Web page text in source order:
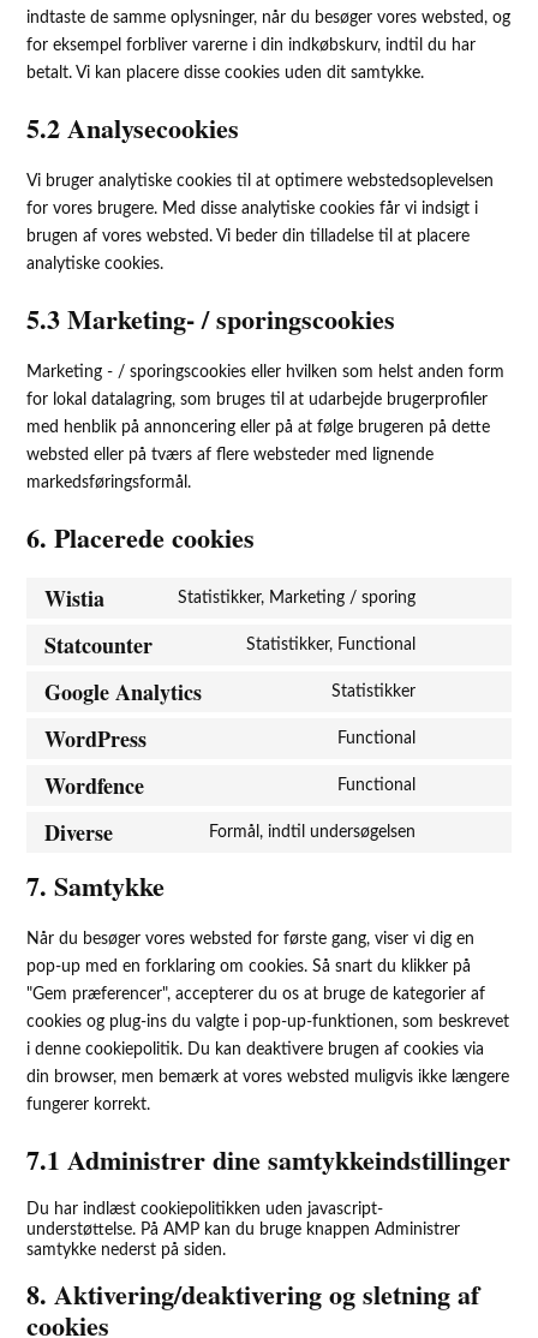
indtaste de samme oplysninger, når du besøger vores websted, og
for eksempel forbliver varerne i din indkøbskurv, indtil du har
betalt. Vi kan placere disse cookies uden dit samtykke.
5.2 Analysecookies
Vi bruger analytiske cookies til at optimere webstedsoplevelsen
for vores brugere. Med disse analytiske cookies får vi indsigt i
brugen af ​​vores websted. Vi beder din tilladelse til at placere
analytiske cookies.
5.3 Marketing- / sporingscookies
Marketing - / sporingscookies eller hvilken som helst anden form
for lokal datalagring, som bruges til at udarbejde brugerprofiler
med henblik på annoncering eller på at følge brugeren på dette
websted eller på tværs af flere websteder med lignende
markedsføringsformål.
6. Placerede cookies
Wistia Statistikker, Marketing / sporing
Statcounter Statistikker, Functional
Google Analytics Statistikker
WordPress Functional
Wordfence Functional
Diverse Formål, indtil undersøgelsen
7. Samtykke
Når du besøger vores websted for første gang, viser vi dig en
pop-up med en forklaring om cookies. Så snart du klikker på
"Gem præferencer", accepterer du os at bruge de kategorier af
cookies og plug-ins du valgte i pop-up-funktionen, som beskrevet
i denne cookiepolitik. Du kan deaktivere brugen af ​​cookies via
din browser, men bemærk at vores websted muligvis ikke længere
fungerer korrekt.
7.1 Administrer dine samtykkeindstillinger
Du har indlæst cookiepolitikken uden javascript-
understøttelse. På AMP kan du bruge knappen Administrer
samtykke nederst på siden.
8. Aktivering/deaktivering og sletning af
cookies